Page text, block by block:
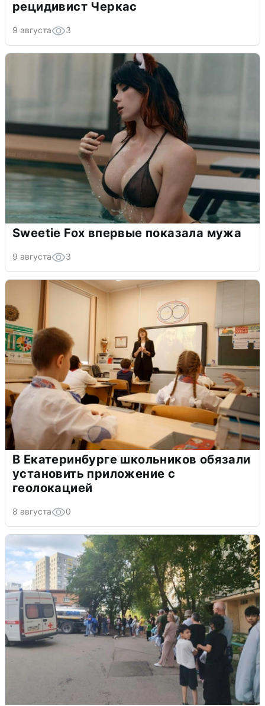
рецидивист Черкас
9 августа 3
Sweetie Fox впервые показала мужа
9 августа 3
В Екатеринбурге школьников обязали
установить приложение с
геолокацией
8 августа 0